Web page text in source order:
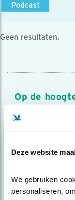
Deze website
We gebruiken
personaliseren,
Podcast
Geen resultaten.
Op de
Meld je aan en
over vogels en